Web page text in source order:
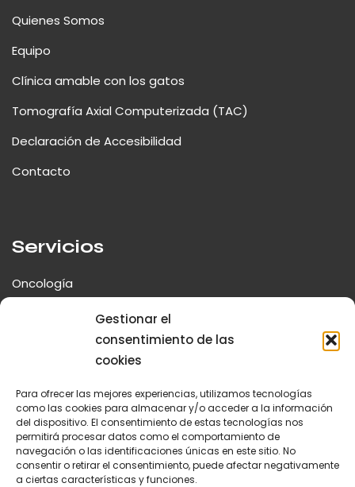
Gestionar el
consentimiento de las
cookies
Para ofrecer las mejores experiencias, utilizamos tecnologías
como las cookies para almacenar y/o acceder a la información
del dispositivo. El consentimiento de estas tecnologías nos
permitirá procesar datos como el comportamiento de
navegación o las identificaciones únicas en este sitio. No
consentir o retirar el consentimiento, puede afectar negativamente
a ciertas características y funciones.
Quienes Somos
Equipo
Clínica amable con los gatos
Tomografía Axial Computerizada (TAC)
Declaración de Accesibilidad
Contacto
Servicios
Oncología
Neurología y Cirugía Espinal
Traumatología y Ortopedia
Cirugía Mínima Invasión